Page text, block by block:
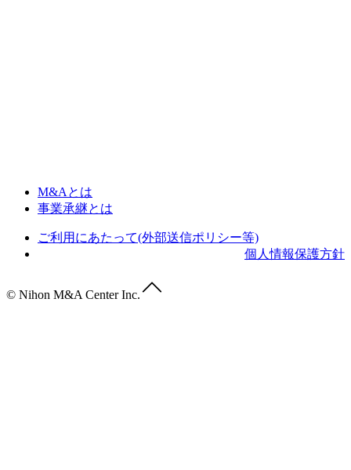
M&Aとは
事業承継とは
ご利用にあたって(外部送信ポリシー等)
個人情報保護方針
© Nihon M&A Center Inc.